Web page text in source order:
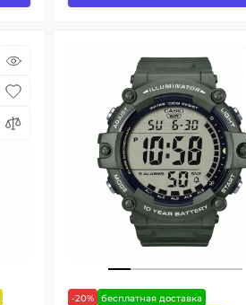
-20%
бесплатная доставка